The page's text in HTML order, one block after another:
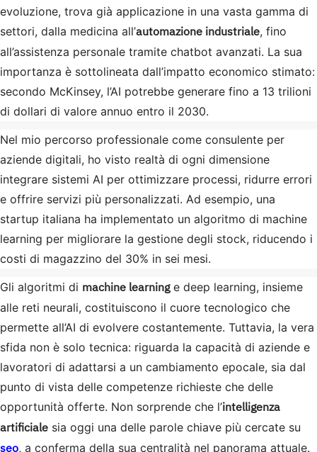
evoluzione, trova già applicazione in una vasta gamma di
settori, dalla medicina all’automazione industriale, fino
all’assistenza personale tramite chatbot avanzati. La sua
importanza è sottolineata dall’impatto economico stimato:
secondo McKinsey, l’AI potrebbe generare fino a 13 trilioni
di dollari di valore annuo entro il 2030.
Nel mio percorso professionale come consulente per
aziende digitali, ho visto realtà di ogni dimensione
integrare sistemi AI per ottimizzare processi, ridurre errori
e offrire servizi più personalizzati. Ad esempio, una
startup italiana ha implementato un algoritmo di machine
learning per migliorare la gestione degli stock, riducendo i
costi di magazzino del 30% in sei mesi.
Gli algoritmi di machine learninge deep learning, insieme
alle reti neurali, costituiscono il cuore tecnologico che
permette all’AI di evolvere costantemente. Tuttavia, la vera
sfida non è solo tecnica: riguarda la capacità di aziende e
lavoratori di adattarsi a un cambiamento epocale, sia dal
punto di vista delle competenze richieste che delle
opportunità offerte. Non sorprende che l’intelligenza
artificiale sia oggi una delle parole chiave più cercate su
, a conferma della sua centralità nel panorama attuale.